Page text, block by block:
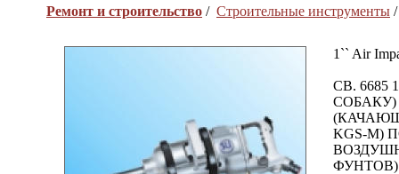
Ремонт и строительство / Строительные инструменты
1`` Air
СВ.
СОБАКУ)
KGS-M)
ФУНТОВ)